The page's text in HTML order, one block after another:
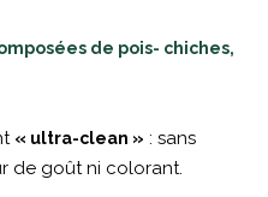
de pois- chiches,
« ultra-clean » : sans
de goût ni colorant.